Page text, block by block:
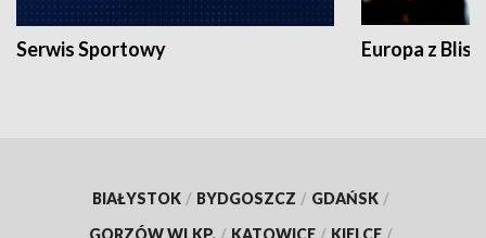
Serwis Sportowy Europa z
BIAŁYSTOK / BYDGOSZCZ / GDAŃSK /
GORZÓW WLKP. / KATOWICE / KIELCE /